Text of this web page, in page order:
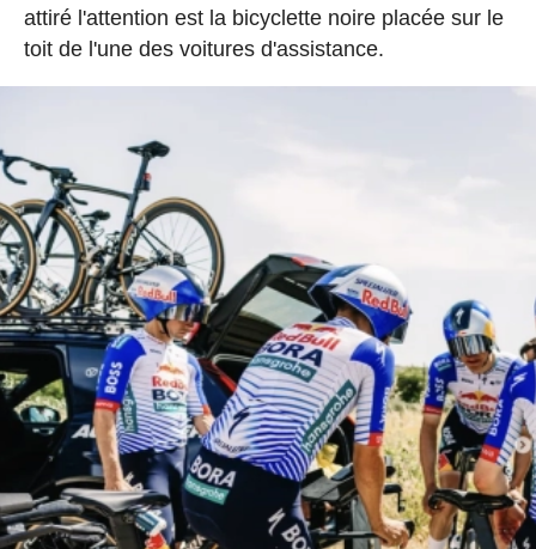
attiré l'attention est la bicyclette noire placée sur le
toit de l'une des voitures d'assistance.